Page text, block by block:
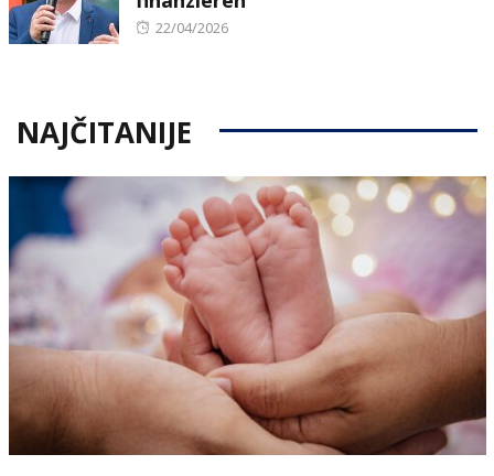
Posted
22/04/2026
NAJČITANIJE